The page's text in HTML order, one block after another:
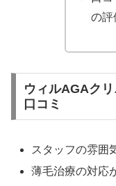
の評
ウィルAGAク
口コミ
スタッフの雰囲
薄毛治療の対応